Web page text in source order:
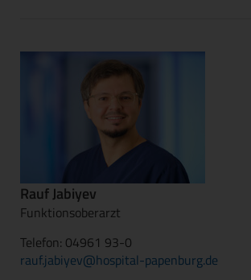
Rauf Jabiyev
Funktionsoberarzt
Telefon: 04961 93-0
rauf.jabiyev@hospital-papenburg.de